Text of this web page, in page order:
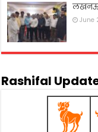
लखनऊ
June
Rashifal